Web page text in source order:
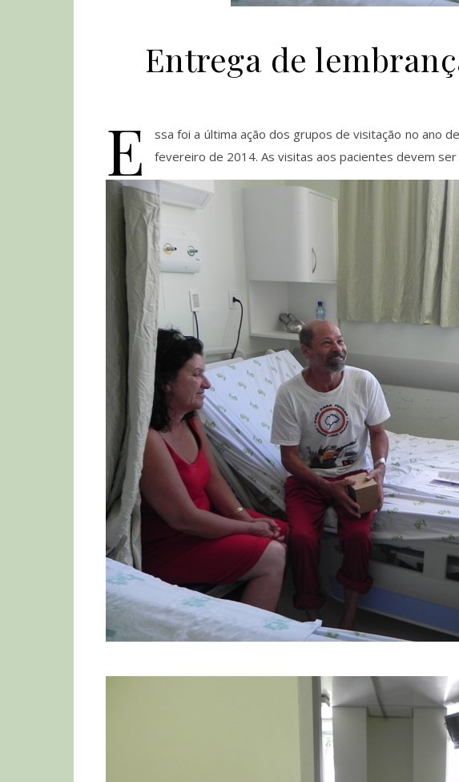
Entrega de
E
ssa foi a última ação dos grupos de visitação no ano
fevereiro de 2014. As visitas aos pacientes devem